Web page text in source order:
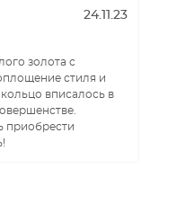
24.11.23
золота с
стиля и
вписалось в
приобрести